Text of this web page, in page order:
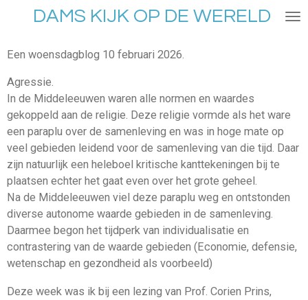
naar
hoofdinhoud
DAMS KIJK OP DE WERELD
Een woensdagblog 10 februari 2026.
Agressie.
In de Middeleeuwen waren alle normen en waardes
gekoppeld aan de religie. Deze religie vormde als het ware
een paraplu over de samenleving en was in hoge mate op
veel gebieden leidend voor de samenleving van die tijd. Daar
zijn natuurlijk een heleboel kritische kanttekeningen bij te
plaatsen echter het gaat even over het grote geheel.
Na de Middeleeuwen viel deze paraplu weg en ontstonden
diverse autonome waarde gebieden in de samenleving.
Daarmee begon het tijdperk van individualisatie en
contrastering van de waarde gebieden (Economie, defensie,
wetenschap en gezondheid als voorbeeld)
Deze week was ik bij een lezing van Prof. Corien Prins,